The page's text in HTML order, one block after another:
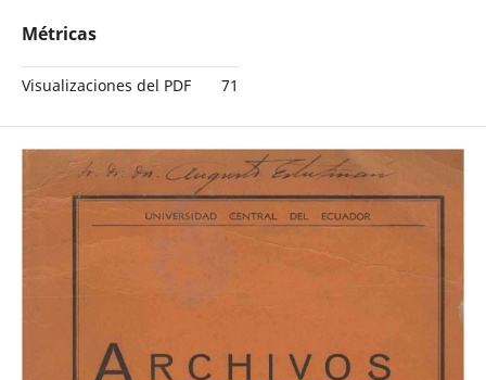
Métricas
Visualizaciones del PDF 71